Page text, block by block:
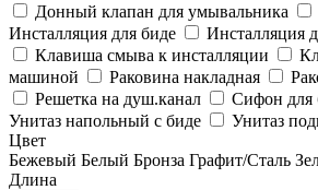
Донный клапан для умывальника
Инсталляция для биде
Инсталляция
Клавиша смыва к инсталляции
машиной
Раковина накладная
Решетка на душ.канал
Сифон для
Унитаз напольный с биде
Унитаз
Цвет
Бежевый Белый Бронза Графит/Сталь
Длина